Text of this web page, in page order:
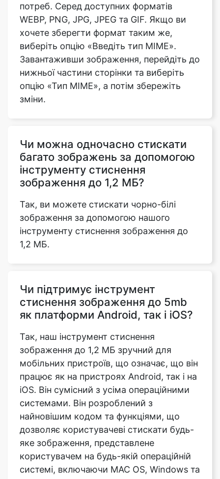
виберіть опцію «Введіть тип MIME».
Завантаживши зображення, перейдіть до
нижньої частини сторінки та виберіть
опцію «Тип MIME», а потім збережіть
зміни.
Чи можна одночасно стискати
зображення до 1,2 МБ?
Так, ви можете стискати чорно-білі
зображення за допомогою нашого
інструменту стиснення зображення до
1,2 МБ.
Чи підтримує інструмент
Так, наш інструмент стиснення
зображення до 1,2 МБ зручний для
мобільних пристроїв, що означає, що він
працює як на пристроях Android, так і на
iOS. Він сумісний з усіма операційними
системами. Він розроблений з
найновішим кодом та функціями, що
дозволяє користувачеві стискати будь-
яке зображення, представлене
користувачем на будь-якій операційній
системі, включаючи MAC OS, Windows та
Ubuntu, якщо пристрій має надійне
підключення до Інтернету. Секрет в тому,
що він працює навіть при млявому